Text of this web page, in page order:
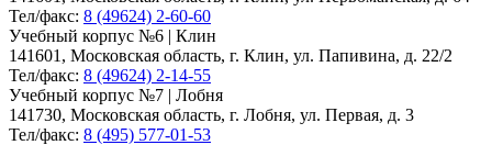
Тел/факс: 8 (49624) 2-60-60
Учебный корпус №6 | Клин
141601, Московская область, г. Клин, ул. Папивина, д. 22/2
Тел/факс: 8 (49624) 2-14-55
Учебный корпус №7 | Лобня
141730, Московская область, г. Лобня, ул. Первая, д. 3
Тел/факс: 8 (495) 577-01-53